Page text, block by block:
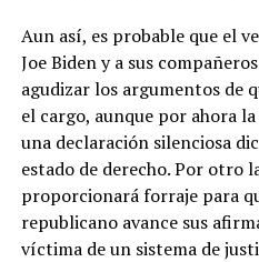
Aun así, es probable que el
Joe Biden y a sus
agudizar los argumentos de
el cargo, aunque por ahora
una declaración silenciosa
estado de derecho. Por otro
proporcionará forraje para
republicano avance sus
víctima de un sistema de